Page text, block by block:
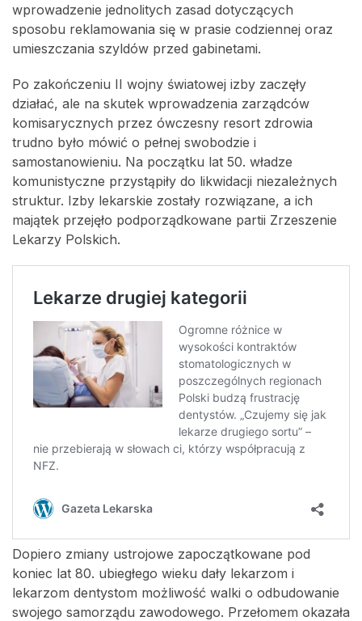
wprowadzenie jednolitych zasad dotyczących
sposobu reklamowania się w prasie codziennej oraz
umieszczania szyldów przed gabinetami.
Po zakończeniu II wojny światowej izby zaczęły
działać, ale na skutek wprowadzenia zarządców
komisarycznych przez ówczesny resort zdrowia
trudno było mówić o pełnej swobodzie i
samostanowieniu. Na początku lat 50. władze
komunistyczne przystąpiły do likwidacji niezależnych
struktur. Izby lekarskie zostały rozwiązane, a ich
majątek przejęło podporządkowane partii Zrzeszenie
Lekarzy Polskich.
Dopiero zmiany ustrojowe zapoczątkowane pod
koniec lat 80. ubiegłego wieku dały lekarzom i
lekarzom dentystom możliwość walki o odbudowanie
swojego samorządu zawodowego. Przełomem okazała